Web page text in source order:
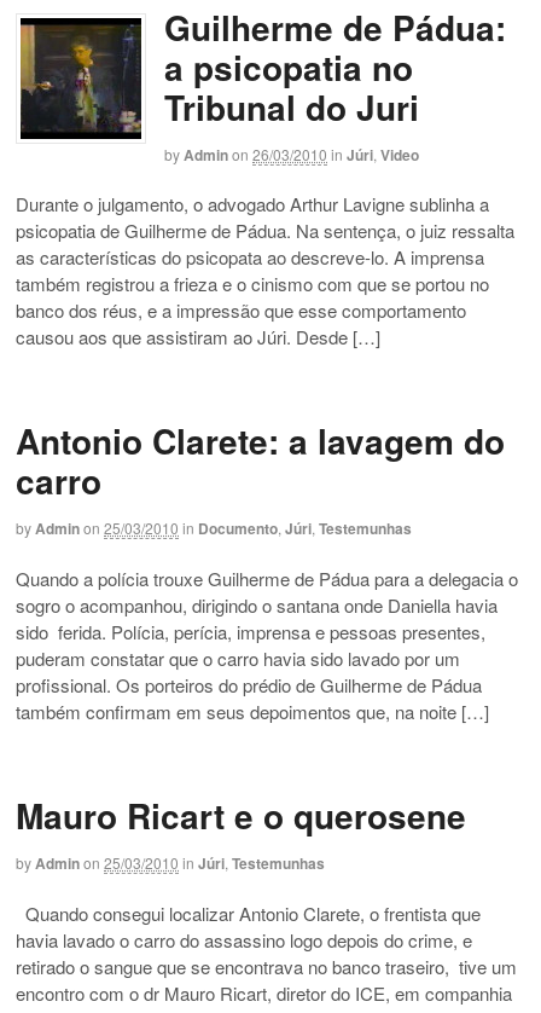
Guilherme de Pádua:
a psicopatia no
Tribunal do Juri
byAdminon 26/03/2010 in Júri, Video
Durante o julgamento, o advogado Arthur Lavigne sublinha a
psicopatia de Guilherme de Pádua. Na sentença, o juiz ressalta
as características do psicopata ao descreve-lo. A imprensa
também registrou a frieza e o cinismo com que se portou no
banco dos réus, e a impressão que esse comportamento
causou aos que assistiram ao Júri. Desde […]
Antonio Clarete: a lavagem do
carro
byAdminon 25/03/2010 in Documento,Júri,Testemunhas
Quando a polícia trouxe Guilherme de Pádua para a delegacia o
sogro o acompanhou, dirigindo o santana onde Daniella havia
sido ferida. Polícia, perícia, imprensa e pessoas presentes,
puderam constatar que o carro havia sido lavado por um
profissional. Os porteiros do prédio de Guilherme de Pádua
também confirmam em seus depoimentos que, na noite […]
Mauro Ricart e o querosene
byAdminon 25/03/2010 in Júri, Testemunhas
Quando consegui localizar Antonio Clarete, o frentista que
havia lavado o carro do assassino logo depois do crime, e
retirado o sangue que se encontrava no banco traseiro, tive um
encontro com o dr Mauro Ricart, diretor do ICE, em companhia